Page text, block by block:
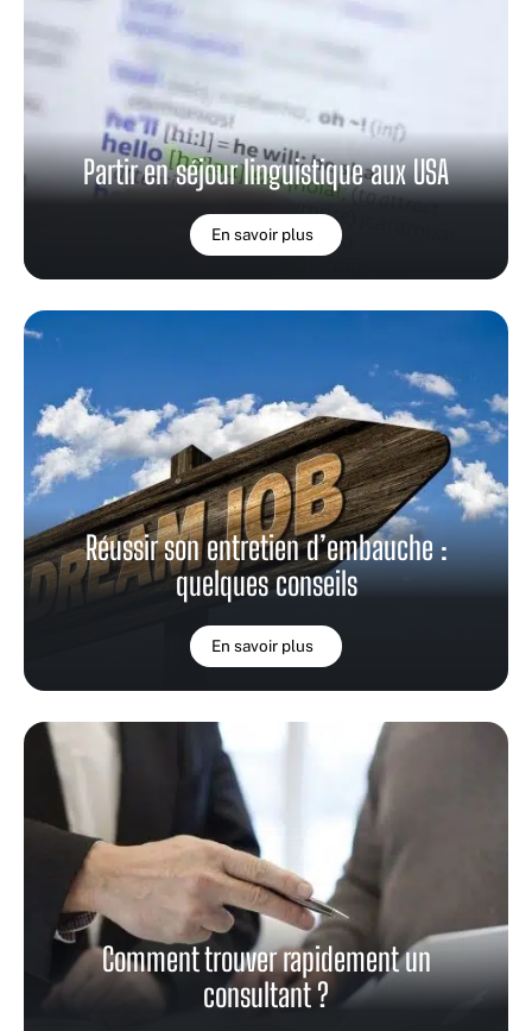
Partir en séjour linguistique aux USA
En savoir plus
Réussir son entretien d’embauche :
quelques conseils
En savoir plus
Comment trouver rapidement un
consultant ?